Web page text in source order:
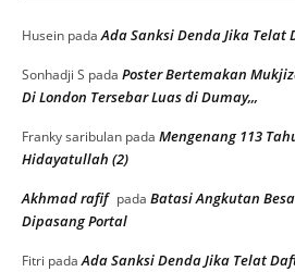
Husein padaAda Sanksi Denda Jika Telat
Sonhadji S pada Poster Bertemakan
Di London Tersebar Luas di Dumay,,,
Franky saribulan pada Mengenang 113
Hidayatullah (2)
Akhmad rafif pada Batasi Angkutan
Dipasang Portal
Fitri padaAda Sanksi Denda Jika Telat